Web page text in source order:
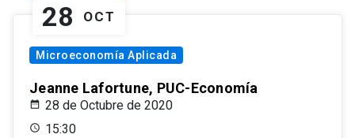
28 OCT
Microeconomía Aplicada
Jeanne Lafortune, PUC-Economía
28 de Octubre de 2020
15:30